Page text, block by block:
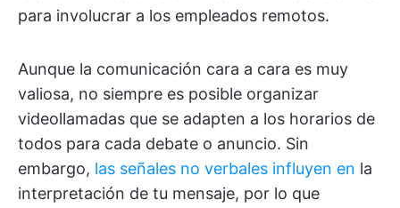
para involucrar a los empleados remotos.
Aunque la comunicación cara a cara es muy
valiosa, no siempre es posible organizar
videollamadas que se adapten a los horarios de
todos para cada debate o anuncio. Sin
embargo, las señales no verbales influyen en la
interpretación de tu mensaje, por lo que